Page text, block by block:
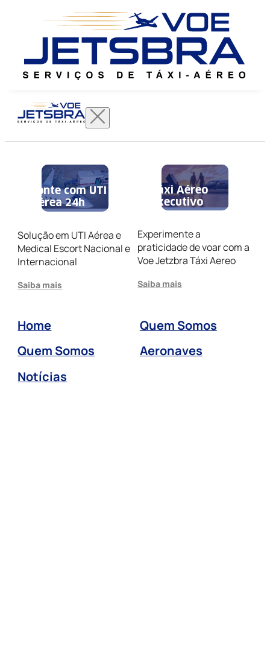
Conte com UTI
Aérea 24h
Solução em UTI Aérea e
Medical Escort Nacional e
Internacional
Saiba mais
Táxi Aéreo
Executivo
Experimente a
praticidade de voar com a
Voe Jetzbra Táxi Aereo
Saiba mais
Home
Quem Somos
Quem Somos
Aeronaves
Notícias